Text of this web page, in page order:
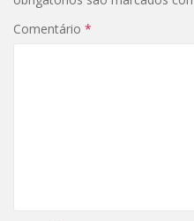
Comentário *